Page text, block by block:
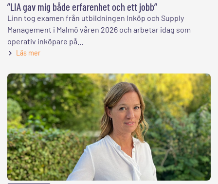
”LIA gav mig både erfarenhet och ett jobb”
Linn tog examen från utbildningen Inköp och Supply
Management i Malmö våren 2026 och arbetar idag som
operativ inköpare på...
Läs mer